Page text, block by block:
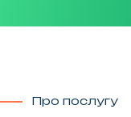
Про послугу